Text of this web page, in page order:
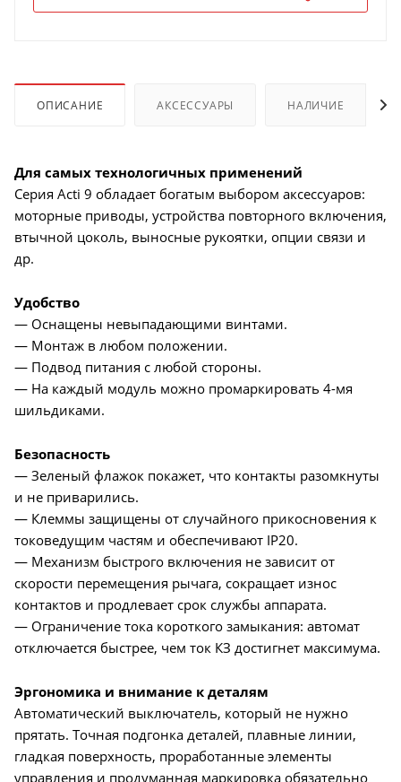
ОПИСАНИЕ АКСЕССУАРЫ НАЛИЧИЕ
Для самых технологичных применений
Серия Acti 9 обладает богатым выбором аксессуаров:
моторные приводы, устройства повторного включения,
втычной цоколь, выносные рукоятки, опции связи и
др.
Удобство
— Оснащены невыпадающими винтами.
— Монтаж в любом положении.
— Подвод питания с любой стороны.
— На каждый модуль можно промаркировать 4-мя
шильдиками.
Безопасность
— Зеленый флажок покажет, что контакты разомкнуты
и не приварились.
— Клеммы защищены от случайного прикосновения к
токоведущим частям и обеспечивают IP20.
— Механизм быстрого включения не зависит от
скорости перемещения рычага, сокращает износ
контактов и продлевает срок службы аппарата.
— Ограничение тока короткого замыкания: автомат
отключается быстрее, чем ток КЗ достигнет максимума.
Эргономика и внимание к деталям
Автоматический выключатель, который не нужно
прятать. Точная подгонка деталей, плавные линии,
гладкая поверхность, проработанные элементы
управления и продуманная маркировка обязательно